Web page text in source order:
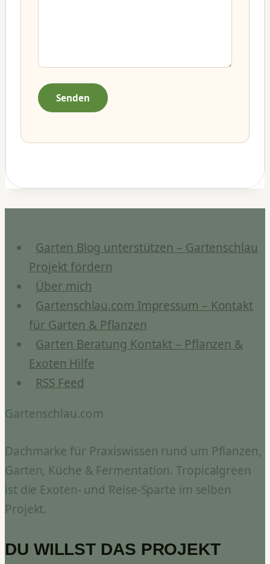
Garten Blog unterstützen – Gartenschlau
Projekt fördern
Über mich
Gartenschlau.com Impressum – Kontakt
für Garten & Pflanzen
Garten Beratung Kontakt – Pflanzen &
Exoten Hilfe
RSS Feed
Gartenschlau.com
Dachmarke für Praxiswissen rund um Pflanzen,
Garten, Küche & Fermentation. Tropicalgreen
ist die Exoten- und Reise-Sparte im selben
Projekt.
DU WILLST DAS PROJEKT